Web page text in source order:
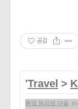
공감
'Travel >
통영 동피랑 마을 (0)